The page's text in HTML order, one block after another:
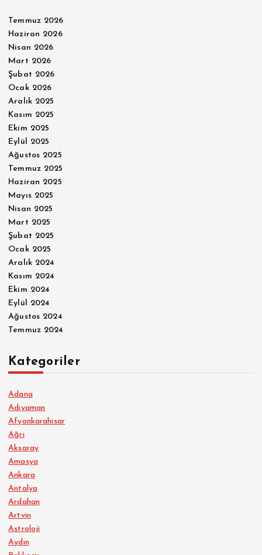
Temmuz 2026
Haziran 2026
Nisan 2026
Mart 2026
Şubat 2026
Ocak 2026
Aralık 2025
Kasım 2025
Ekim 2025
Eylül 2025
Ağustos 2025
Temmuz 2025
Haziran 2025
Mayıs 2025
Nisan 2025
Mart 2025
Şubat 2025
Ocak 2025
Aralık 2024
Kasım 2024
Ekim 2024
Eylül 2024
Ağustos 2024
Temmuz 2024
Kategoriler
Adana
Adıyaman
Afyonkarahisar
Ağrı
Aksaray
Amasya
Ankara
Antalya
Ardahan
Artvin
Astroloji
Aydın